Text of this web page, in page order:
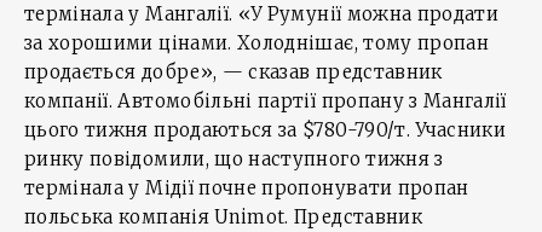
термінала у Мангалії. «У Румунії можна продати
за хорошими цінами. Холоднішає, тому пропан
продається добре», — сказав представник
компанії. Автомобільні партії пропану з Мангалії
цього тижня продаються за $780-790/т. Учасники
ринку повідомили, що наступного тижня з
термінала у Мідії почне пропонувати пропан
польська компанія Unimot. Представник